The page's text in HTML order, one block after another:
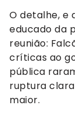
O detalhe, e
educado da
reunião:
críticas ao
pública
ruptura
maior.